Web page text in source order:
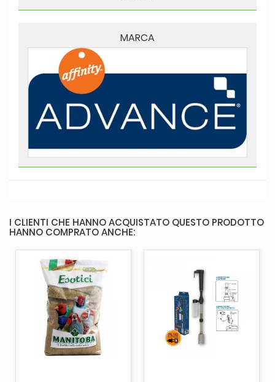
MARCA
I CLIENTI CHE HANNO ACQUISTATO QUESTO PRODOTTO
HANNO COMPRATO ANCHE: